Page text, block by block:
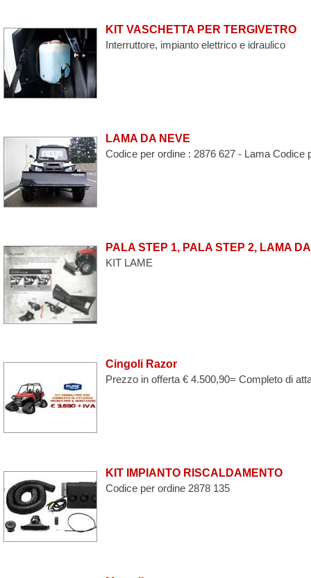
KIT VASCHETTA PER TERGIVETRO
Interruttore, impianto elettrico e idraulico
LAMA DA NEVE
Codice per ordine : 2876 627 - Lama Codice
PALA STEP 1, PALA STEP 2, LAMA
KIT LAME
Cingoli Razor
Prezzo in offerta € 4.500,90= Completo di
KIT IMPIANTO RISCALDAMENTO
Codice per ordine 2878 135